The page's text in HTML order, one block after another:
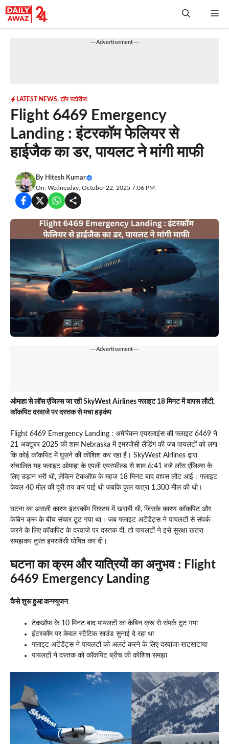
Skip
to
---Advertisement---
LATEST NEWS,टॉप स्टोरीज
Flight 6469 Emergency
Landing : इंटरकॉम फेलियर से
हाईजैक का डर, पायलट ने मांगी माफी
By Hitesh Kumar
On: Wednesday, October 22, 2025 7:06 PM
---Advertisement---
ओमाहा से लॉस एंजिल्स जा रही SkyWest Airlines फ्लाइट 18 मिनट में वापस लौटी,
कॉकपिट दरवाजे पर दस्तक से मचा हड़कंप
Flight 6469 Emergency Landing : अमेरिकन एयरलाइंस की फ्लाइट 6469 ने
21 अक्टूबर 2025 की शाम Nebraska में इमरजेंसी लैंडिंग की जब पायलटों को लगा
कि कोई कॉकपिट में घुसने की कोशिश कर रहा है। SkyWest Airlines द्वारा
संचालित यह फ्लाइट ओमाहा के एपली एयरफील्ड से शाम 6:41 बजे लॉस एंजिल्स के
लिए उड़ान भरी थी, लेकिन टेकऑफ के महज 18 मिनट बाद वापस लौट आई। फ्लाइट
केवल 40 मील की दूरी तय कर पाई थी जबकि कुल यात्रा 1,300 मील की थी।
घटना का असली कारण इंटरकॉम सिस्टम में खराबी थी, जिसके कारण कॉकपिट और
केबिन क्रू के बीच संचार टूट गया था । जब फ्लाइट अटेंडेंट्स ने पायलटों से संपर्क
करने के लिए कॉकपिट के दरवाजे पर दस्तक दी, तो पायलटों ने इसे सुरक्षा खतरा
समझकर तुरंत इमरजेंसी घोषित कर दी ।
घटना का क्रम और यात्रियों का अनुभव: Flight
6469 Emergency Landing
कैसे शुरू हुआ कन्फ्यूजन
टेकऑफ के 10 मिनट बाद पायलटों का केबिन क्रू से संपर्क टूट गया
इंटरकॉम पर केवल स्टैटिक साउंड सुनाई दे रहा था
फ्लाइट अटेंडेंट्स ने पायलटों को अलर्ट करने के लिए दरवाजा खटखटाया
पायलटों ने दस्तक को कॉकपिट ब्रीच की कोशिश समझा